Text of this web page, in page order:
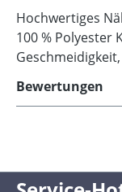
Hochwertiges
100 % Polyester
Bewertungen